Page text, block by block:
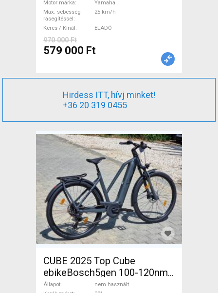
használt ELADÓ
Motor márka
Yamaha
Max. sebesség
rásegítéssel
25 km/h
Keres / Kínál ELADÓ
970 000 Ft
579 000 Ft
Hirdess ITT, hívj minket!
+36 20 319 0455
CUBE 2025 Top Cube
ebikeBosch5gen 100-120nm
800Wh akku Elektromos
Állapot
nem használt